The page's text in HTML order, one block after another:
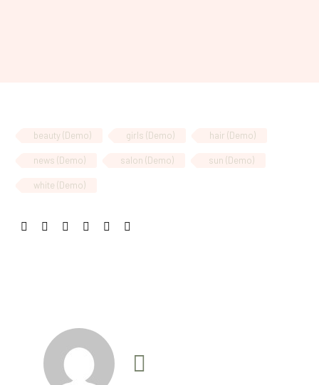
beauty (Demo) girls (Demo) hair (Demo)
news (Demo) salon (Demo) sun (Demo)
white (Demo)